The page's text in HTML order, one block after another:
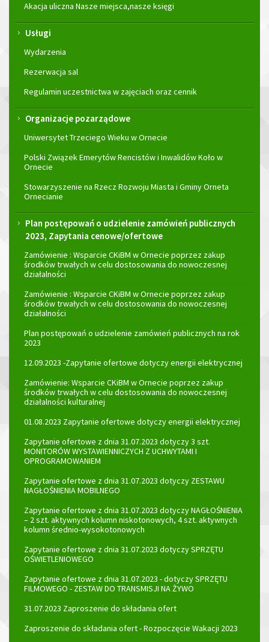
Akacja uliczna Nasze miejsca,nasze księgi
Usługi
Wydarzenia
Rezerwacja sal
Regulamin uczestnictwa w zajęciach oraz cennik
Organizacje pozarządowe
Uniwersytet Trzeciego Wieku w Ornecie
Polski Związek Emerytów Rencistów i Inwalidów Koło w
Ornecie
Stowarzyszenie na Rzecz Rozwoju Miasta i Gminy Orneta
Ornecianie
Plan postępowań o udzielenie zamówień publicznych
2023, Zapytania cenowe/ofertowe
Zamówienie : Wsparcie CKiBM w Ornecie poprzez zakup
środków trwałych w celu dostosowania do nowoczesnej
działalności
Zamówienie : Wsparcie CKiBM w Ornecie poprzez zakup
środków trwałych w celu dostosowania do nowoczesnej
działalności
Plan postępowań o udzielenie zamówień publicznych na rok
2023
12.09.2023 -Zapytanie ofertowe dotyczy energii elektrycznej
Zamówienie: Wsparcie CKiBM w Ornecie poprzez zakup
środków trwałych w celu dostosowania do nowoczesnej
działalności kulturalnej
01.08.2023 Zapytanie ofertowe dotyczy energii elektrycznej
Zapytanie ofertowe z dnia 31.07.2023 dotyczy 3 szt.
MONITORÓW WYSTAWIENNICZYCH Z UCHWYTAMI I
OPROGRAMOWANIEM
Zapytanie ofertowe z dnia 31.07.2023 dotyczy ZESTAWU
NAGŁOŚNIENIA MOBILNEGO
Zapytanie ofertowe z dnia 31.07.2023 dotyczy NAGŁOŚNIENIA
– 2 szt. aktywnych kolumn niskotonowych, 4 szt. aktywnych
kolumn średnio-wysokotonowych
Zapytanie ofertowe z dnia 31.07.2023 dotyczy SPRZĘTU
OŚWIETLENIOWEGO
Zapytanie ofertowe z dnia 31.07.2023 - dotyczy SPRZĘTU
FILMOWEGO - ZESTAW DO TRANSMISJI NA ŻYWO
31.07.2023 Zaproszenie do składania ofert
Zaproszenie do składania ofert - Rozpoczęcie Wakacji 2023